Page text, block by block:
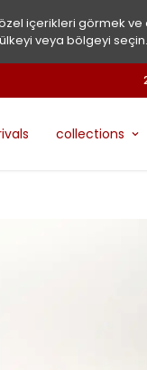
içerikleri görmek ve
veya bölgeyi seçin.
collections